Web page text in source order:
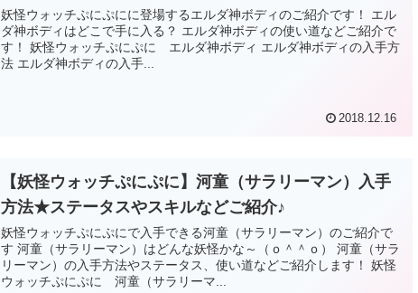
妖怪ウォッチぷにぷにに登場するエルダ神ボディのご紹介です！ エル
ダ神ボディはどこで手に入る？ エルダ神ボディの使い道などご紹介で
す！ 妖怪ウォッチぷにぷに エルダ神ボディ エルダ神ボディの入手方
法 エルダ神ボディの入手...
2018.12.16
【妖怪ウォッチぷにぷに】河童（サラリーマン）入手
方法★ステータスやスキルなどご紹介♪
妖怪ウォッチぷにぷにで入手できる河童（サラリーマン）のご紹介で
す 河童（サラリーマン）はどんな妖怪かな～（ｏ＾＾ｏ） 河童（サラ
リーマン）の入手方法やステータス、使い道などご紹介します！ 妖怪
ウォッチぷにぷに 河童（サラリーマ...